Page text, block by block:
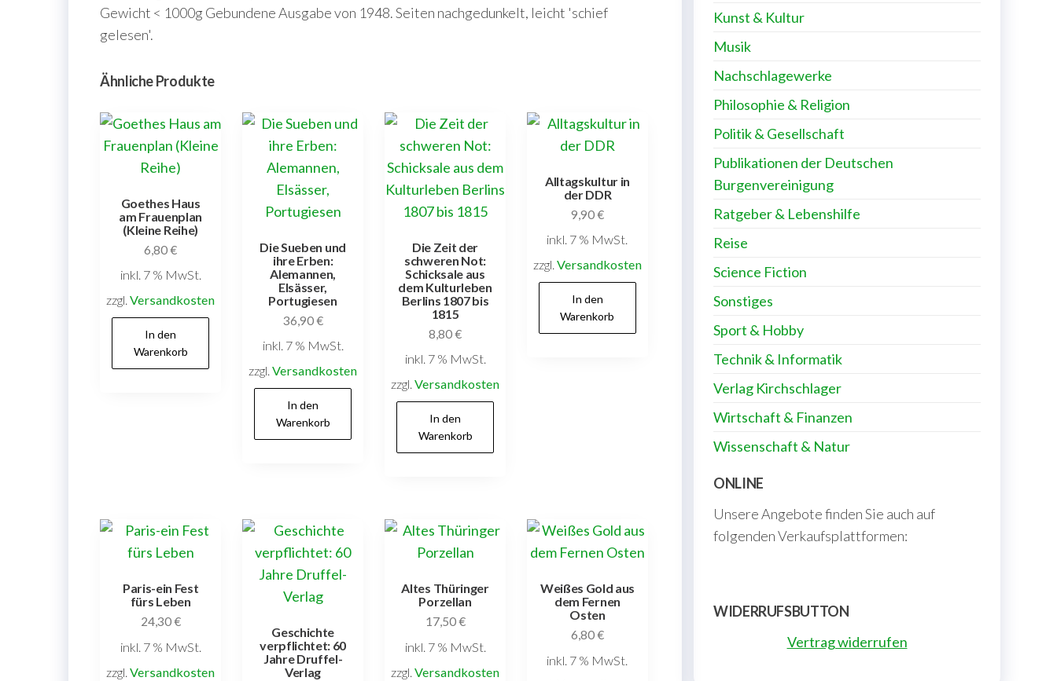
Gewicht < 1000g Gebundene Ausgabe von 1948. Seiten nachgedunkelt, leicht 'schief
gelesen'.
Ähnliche Produkte
Goethes Haus
am Frauenplan
(Kleine Reihe)
6,80€
inkl. 7 % MwSt.
zzgl.Versandkosten
In den
Warenkorb
Die Sueben und
ihre Erben:
Alemannen,
Elsässer,
Portugiesen
36,90€
inkl. 7 % MwSt.
zzgl.Versandkosten
In den
Warenkorb
Die Zeit der
schweren Not:
Schicksale aus
dem Kulturleben
Berlins 1807 bis
1815
8,80€
inkl. 7 % MwSt.
zzgl.Versandkosten
In den
Warenkorb
Alltagskultur in
der DDR
9,90€
inkl. 7 % MwSt.
zzgl. Versandkosten
In den
Warenkorb
Paris-ein Fest
fürs Leben
24,30€
inkl. 7 % MwSt.
zzgl.Versandkosten
Geschichte
verpflichtet: 60
Jahre Druffel-
Verlag
Altes Thüringer
Porzellan
17,50€
inkl. 7 % MwSt.
zzgl.Versandkosten
Weißes Gold aus
dem Fernen
Osten
6,80€
inkl. 7 % MwSt.
Kunst & Kultur
Musik
Nachschlagewerke
Philosophie & Religion
Politik & Gesellschaft
Publikationen der Deutschen
Burgenvereinigung
Ratgeber & Lebenshilfe
Reise
Science Fiction
Sonstiges
Sport & Hobby
Technik & Informatik
Verlag Kirchschlager
Wirtschaft & Finanzen
Wissenschaft & Natur
ONLINE
Unsere Angebote finden Sie auch auf
folgenden Verkaufsplattformen:
WIDERRUFSBUTTON
Vertrag widerrufen